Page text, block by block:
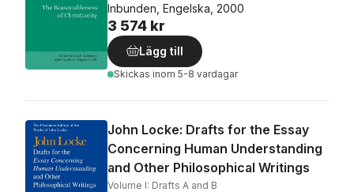
Inbunden, Engelska, 2000
3 574 kr
Lägg till
Skickas inom 5-8 vardagar
John Locke: Drafts for the Essay
Concerning Human Understanding
and Other Philosophical Writings
Volume I: Drafts A and B